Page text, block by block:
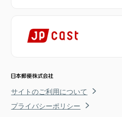
サイトのご利用について
プライバシーポリシー